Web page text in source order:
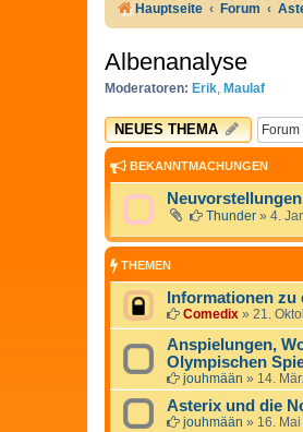
Hauptseite Forum
Albenanalyse
Moderatoren: Erik, Maulaf
NEUES THEMA
BEKANNTMACHUNGEN
Thunder » 4.
THEMEN
Informationen
Comedix » 21.
Anspielungen,
Olympischen
jouhmään » 14.
Asterix und die
jouhmään » 16.